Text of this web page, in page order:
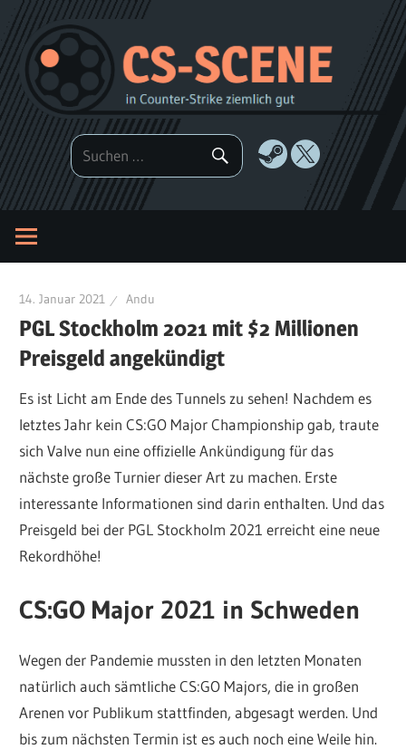
Zum
Inhalt
springen
14. Januar 2021 Andu
PGL Stockholm 2021 mit $2 Millionen
Preisgeld angekündigt
Es ist Licht am Ende des Tunnels zu sehen! Nachdem es
letztes Jahr kein CS:GO Major Championship gab, traute
sich Valve nun eine offizielle Ankündigung für das
nächste große Turnier dieser Art zu machen. Erste
interessante Informationen sind darin enthalten. Und das
Preisgeld bei der PGL Stockholm 2021 erreicht eine neue
Rekordhöhe!
CS:GO Major 2021 in Schweden
Wegen der Pandemie mussten in den letzten Monaten
natürlich auch sämtliche CS:GO Majors, die in großen
Arenen vor Publikum stattfinden, abgesagt werden. Und
bis zum nächsten Termin ist es auch noch eine Weile hin.